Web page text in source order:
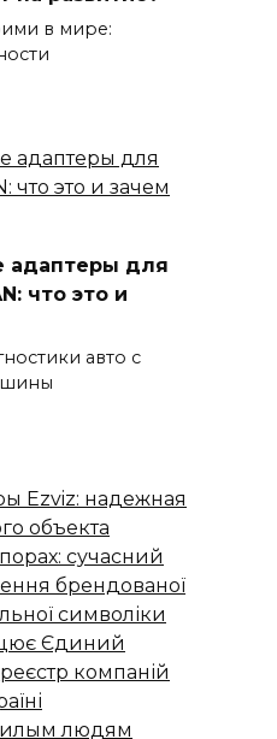
в мире:
адаптеры для
что это и
авто с
шины
Ezviz: надежная
объекта
сучасний
брендованої
символіки
Єдиний
компаній
людям